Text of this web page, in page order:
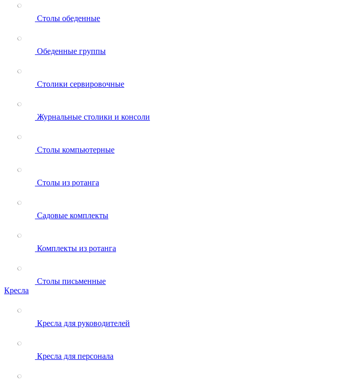
Столы обеденные
Обеденные группы
Столики сервировочные
Журнальные столики и консоли
Столы компьютерные
Столы из ротанга
Садовые комплекты
Комплекты из ротанга
Столы письменные
Кресла
Кресла для руководителей
Кресла для персонала